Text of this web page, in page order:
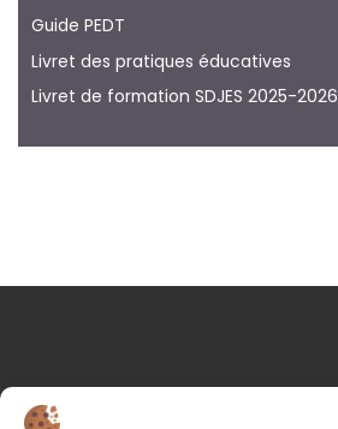
Guide PEDT
Livret des pratiques éducatives
Livret de formation SDJES 2025-2026
NOS COORDONNÉES